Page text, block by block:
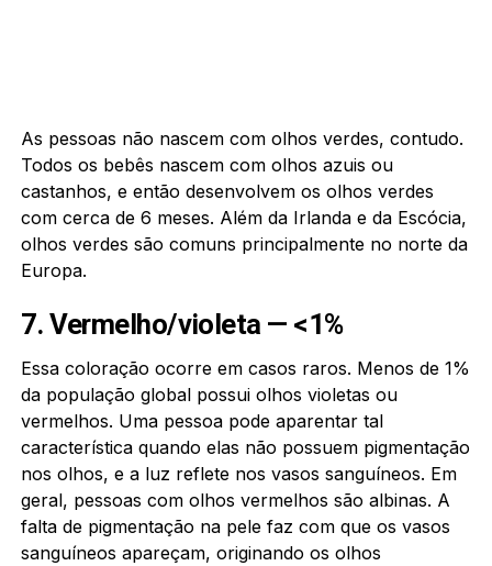
As pessoas não nascem com olhos verdes, contudo.
Todos os bebês nascem com olhos azuis ou
castanhos, e então desenvolvem os olhos verdes
com cerca de 6 meses. Além da Irlanda e da Escócia,
olhos verdes são comuns principalmente no norte da
Europa.
7. Vermelho/violeta — <1%
Essa coloração ocorre em casos raros. Menos de 1%
da população global possui olhos violetas ou
vermelhos. Uma pessoa pode aparentar tal
característica quando elas não possuem pigmentação
nos olhos, e a luz reflete nos vasos sanguíneos. Em
geral, pessoas com olhos vermelhos são albinas. A
falta de pigmentação na pele faz com que os vasos
sanguíneos apareçam, originando os olhos